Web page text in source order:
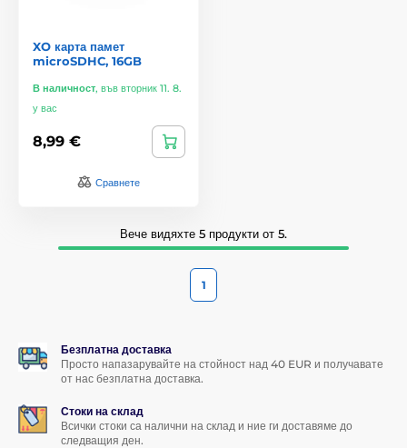
XO карта памет
microSDHC, 16GB
В наличност, във вторник 11. 8.
у вас
8,99 €
Сравнете
Вече видяхте 5 продукти от 5.
1
Безплатна доставка
Просто напазарувайте на стойност над 40 EUR и получавате
от нас безплатна доставка.
Стоки на склад
Всички стоки са налични на склад и ние ги доставяме до
следващия ден.